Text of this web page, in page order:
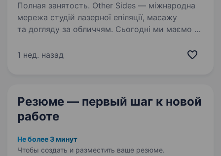
Полная занятость. Other Sides — міжнародна
мережа студій лазерної епіляції, масажу
та догляду за обличчям. Сьогодні ми маємо 16
активно розвиватися. Ми шукаємо Майстра
1 нед. назад
Резюме — первый шаг к новой
работе
Не более 3 минут
Чтобы создать и разместить ваше резюме.